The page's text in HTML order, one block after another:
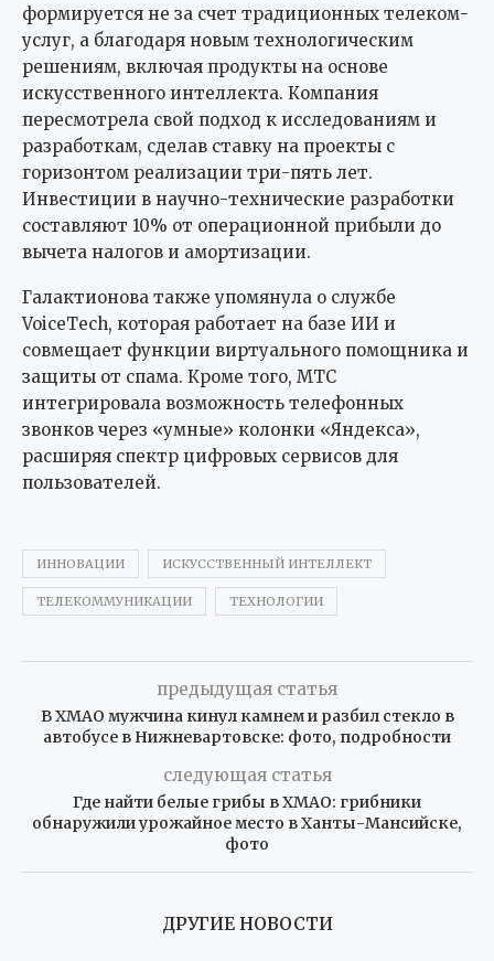
формируется не за счет традиционных телеком-
услуг, а благодаря новым технологическим
решениям, включая продукты на основе
искусственного интеллекта. Компания
пересмотрела свой подход к исследованиям и
разработкам, сделав ставку на проекты с
горизонтом реализации три-пять лет.
Инвестиции в научно-технические разработки
составляют 10% от операционной прибыли до
вычета налогов и амортизации.
Галактионова также упомянула о службе
VoiceTech, которая работает на базе ИИ и
совмещает функции виртуального помощника и
защиты от спама. Кроме того, МТС
интегрировала возможность телефонных
звонков через «умные» колонки «Яндекса»,
расширяя спектр цифровых сервисов для
пользователей.
ИННОВАЦИИ ИСКУССТВЕННЫЙ ИНТЕЛЛЕКТ
ТЕЛЕКОММУНИКАЦИИ ТЕХНОЛОГИИ
предыдущая статья
В ХМАО мужчина кинул камнем и разбил стекло в
автобусе в Нижневартовске: фото, подробности
следующая статья
Где найти белые грибы в ХМАО: грибники
обнаружили урожайное место в Ханты-Мансийске,
фото
ДРУГИЕ НОВОСТИ